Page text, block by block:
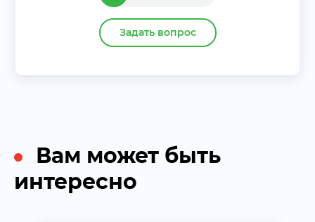
Задать вопрос
Вам может быть
интересно